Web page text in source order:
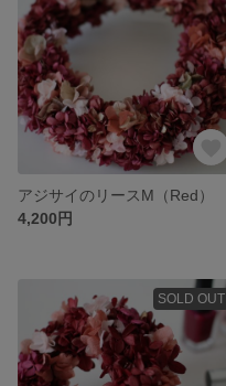
アジサイのリースM（Red）
4,200円
SOLD OUT